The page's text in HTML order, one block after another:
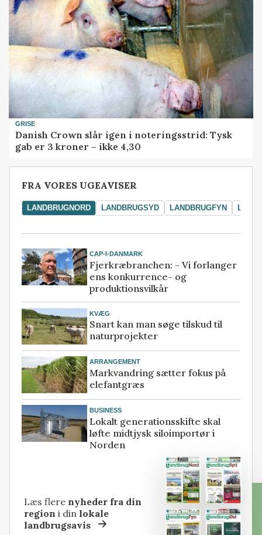
GRISE
Danish Crown slår igen i noteringsstrid: Tysk
gab er 3 kroner – ikke 4,30
FRA VORES UGEAVISER
LANDBRUGNORD LANDBRUGSYD LANDBRUGFYN
CAP-I-DANMARK
Fjerkræbranchen: - Vi forlanger
ens konkurrence- og
produktionsvilkår
KVÆG
Snart kan man søge tilskud til
naturprojekter
ARRANGEMENT
Markvandring sætter fokus på
elefantgræs
BUSINESS
Lokalt generationsskifte skal
løfte midtjysk siloimportør i
Norden
Læs flere nyheder fra din
region i dinlokale
landbrugsavis